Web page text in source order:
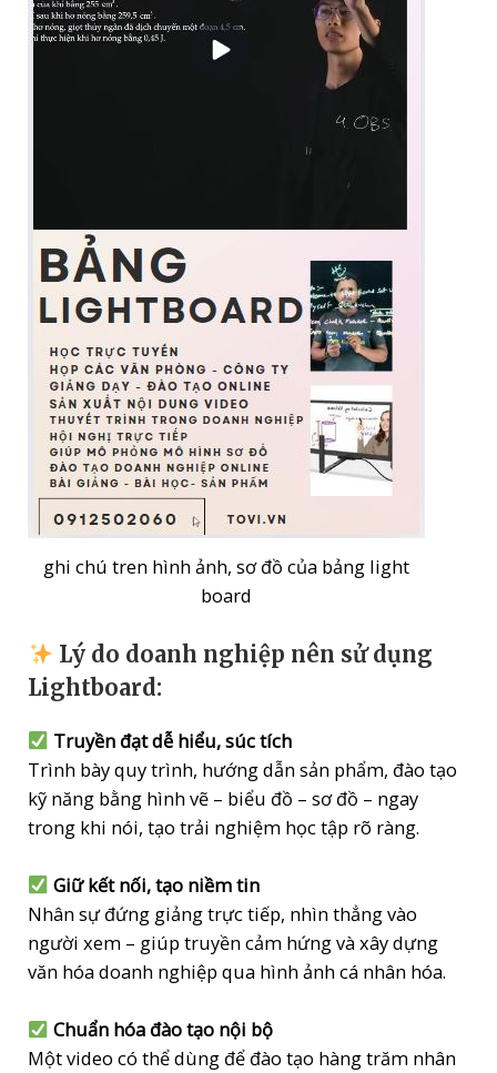
ghi chú tren hình ảnh, sơ đồ của bảng light
board
Lý do doanh nghiệp nên sử dụng
Lightboard:
Truyền đạt dễ hiểu, súc tích
Trình bày quy trình, hướng dẫn sản phẩm, đào tạo
kỹ năng bằng hình vẽ – biểu đồ – sơ đồ – ngay
trong khi nói, tạo trải nghiệm học tập rõ ràng.
Giữ kết nối, tạo niềm tin
Nhân sự đứng giảng trực tiếp, nhìn thẳng vào
người xem – giúp truyền cảm hứng và xây dựng
văn hóa doanh nghiệp qua hình ảnh cá nhân hóa.
Chuẩn hóa đào tạo nội bộ
Một video có thể dùng để đào tạo hàng trăm nhân